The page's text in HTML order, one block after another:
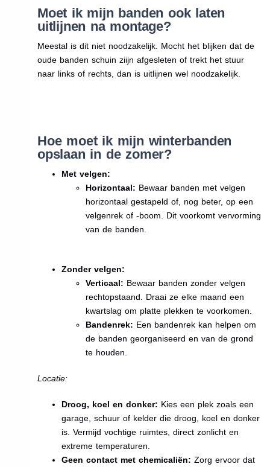
Moet ik mijn banden ook laten
uitlijnen na montage?
Meestal is dit niet noodzakelijk. Mocht het blijken dat de
oude banden schuin ziijn afgesleten of trekt het stuur
naar links of rechts, dan is uitlijnen wel noodzakelijk.
Hoe moet ik mijn winterbanden
opslaan in de zomer?
Met velgen:
Horizontaal: Bewaar banden met velgen
horizontaal gestapeld of, nog beter, op een
velgenrek of -boom. Dit voorkomt vervorming
van de banden.
Zonder velgen:
Verticaal: Bewaar banden zonder velgen
rechtopstaand. Draai ze elke maand een
kwartslag om platte plekken te voorkomen.
Bandenrek: Een bandenrek kan helpen om
de banden georganiseerd en van de grond
te houden.
Locatie:
Droog, koel en donker: Kies een plek zoals een
garage, schuur of kelder die droog, koel en donker
is. Vermijd vochtige ruimtes, direct zonlicht en
extreme temperaturen.
Geen contact met chemicaliën: Zorg ervoor dat